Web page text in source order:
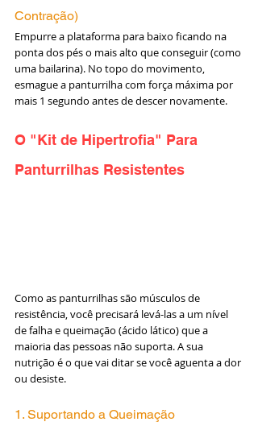
Contração)
Empurre a plataforma para baixo ficando na
ponta dos pés o mais alto que conseguir (como
uma bailarina). No topo do movimento,
esmague a panturrilha com força máxima por
mais 1 segundo antes de descer novamente.
O "Kit de Hipertrofia" Para
Panturrilhas Resistentes
Como as panturrilhas são músculos de
resistência, você precisará levá-las a um nível
de falha e queimação (ácido lático) que a
maioria das pessoas não suporta. A sua
nutrição é o que vai ditar se você aguenta a dor
ou desiste.
1. Suportando a Queimação